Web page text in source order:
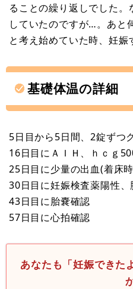
ることの繰り返しでした
していたのですが…。あと
と考え始めていた時、妊娠
基礎体温の詳細
5日目から5日間、2錠ずつ
16日目にＡＩＨ、ｈｃｇ
25日目に少量の出血(着床
30日目に妊娠検査薬陽性、
43日目に胎嚢確認
57日目に心拍確認
あなたも「妊娠できた